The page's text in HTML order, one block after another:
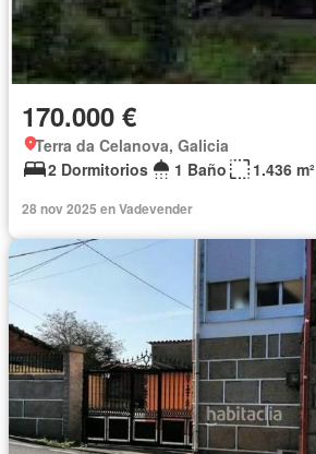
170.000 €
Terra da Celanova, Galicia
2 Dormitorios
1 Baño 1.436 m²
28 nov 2025 en Vadevender